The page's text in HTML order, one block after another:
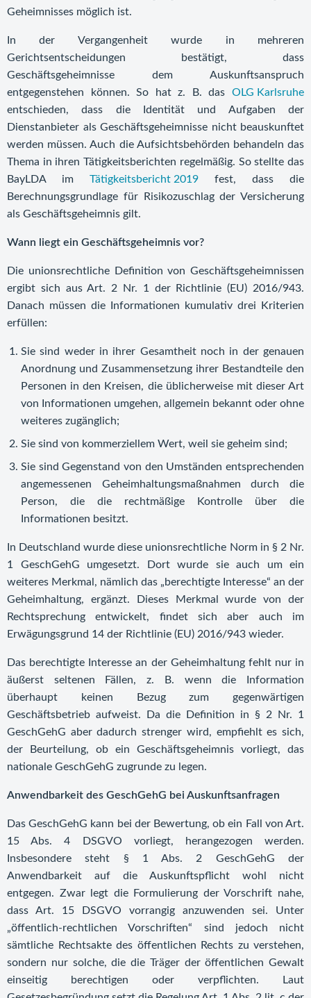
Geheimnisses möglich ist.
In der Vergangenheit wurde in mehreren
Gerichtsentscheidungen bestätigt, dass
Geschäftsgeheimnisse dem Auskunftsanspruch
entgegenstehen können. So hat z. B. das OLG Karlsruhe
entschieden, dass die Identität und Aufgaben der
Dienstanbieter als Geschäftsgeheimnisse nicht beauskunftet
werden müssen. Auch die Aufsichtsbehörden behandeln das
Thema in ihren Tätigkeitsberichten regelmäßig. So stellte das
BayLDA im Tätigkeitsbericht 2019 fest, dass die
Berechnungsgrundlage für Risikozuschlag der Versicherung
als Geschäftsgeheimnis gilt.
Wann liegt ein Geschäftsgeheimnis vor?
Die unionsrechtliche Definition von Geschäftsgeheimnissen
ergibt sich aus Art. 2 Nr. 1 der Richtlinie (EU) 2016/943.
Danach müssen die Informationen kumulativ drei Kriterien
erfüllen:
Sie sind weder in ihrer Gesamtheit noch in der genauen
Anordnung und Zusammensetzung ihrer Bestandteile den
Personen in den Kreisen, die üblicherweise mit dieser Art
von Informationen umgehen, allgemein bekannt oder ohne
weiteres zugänglich;
Sie sind von kommerziellem Wert, weil sie geheim sind;
Sie sind Gegenstand von den Umständen entsprechenden
angemessenen Geheimhaltungsmaßnahmen durch die
Person, die die rechtmäßige Kontrolle über die
Informationen besitzt.
In Deutschland wurde diese unionsrechtliche Norm in § 2 Nr.
1 GeschGehG umgesetzt. Dort wurde sie auch um ein
weiteres Merkmal, nämlich das „berechtigte Interesse“ an der
Geheimhaltung, ergänzt. Dieses Merkmal wurde von der
Rechtsprechung entwickelt, findet sich aber auch im
Erwägungsgrund 14 der Richtlinie (EU) 2016/943 wieder.
Das berechtigte Interesse an der Geheimhaltung fehlt nur in
äußerst seltenen Fällen, z. B. wenn die Information
überhaupt keinen Bezug zum gegenwärtigen
Geschäftsbetrieb aufweist. Da die Definition in § 2 Nr. 1
GeschGehG aber dadurch strenger wird, empfiehlt es sich,
der Beurteilung, ob ein Geschäftsgeheimnis vorliegt, das
nationale GeschGehG zugrunde zu legen.
Anwendbarkeit des GeschGehG bei Auskunftsanfragen
Das GeschGehG kann bei der Bewertung, ob ein Fall von Art.
15 Abs. 4 DSGVO vorliegt, herangezogen werden.
Insbesondere steht § 1 Abs. 2 GeschGehG der
Anwendbarkeit auf die Auskunftspflicht wohl nicht
entgegen. Zwar legt die Formulierung der Vorschrift nahe,
dass Art. 15 DSGVO vorrangig anzuwenden sei. Unter
„öffentlich-rechtlichen Vorschriften“ sind jedoch nicht
sämtliche Rechtsakte des öffentlichen Rechts zu verstehen,
sondern nur solche, die die Träger der öffentlichen Gewalt
einseitig berechtigen oder verpflichten. Laut